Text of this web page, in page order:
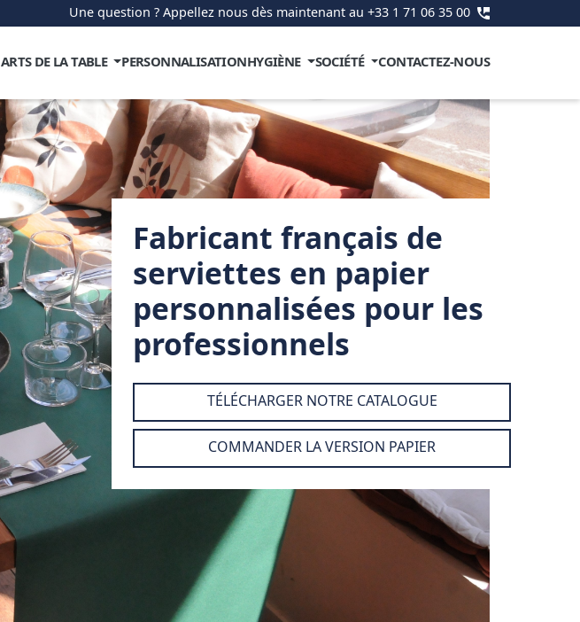
Une question ? Appellez nous dès maintenant au +33 1 71 06 35 00
ARTS DE LA TABLE PERSONNALISATIONHYGIÈNE SOCIÉTÉ CONTACTEZ-NOUS
Fabricant français de
serviettes en papier
personnalisées pour les
professionnels
TÉLÉCHARGER NOTRE CATALOGUE
COMMANDER LA VERSION PAPIER